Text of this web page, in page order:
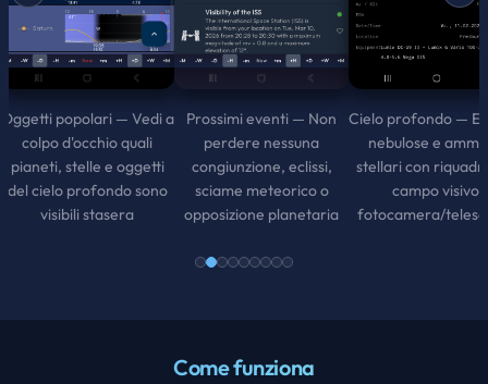
Prossimi eventi — Non
perdere nessuna
congiunzione, eclissi,
sciame meteorico o
opposizione planetaria
Cielo profondo — Esplora
nebulose e ammassi
stellari con riquadro del
campo visivo
fotocamera/telescopio
Come funziona